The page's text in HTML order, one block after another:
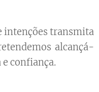
intenções transmita
alcançá-
e confiança.